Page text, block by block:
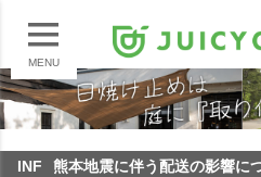
MENU
INF
熊本地震に伴う配送の影響に